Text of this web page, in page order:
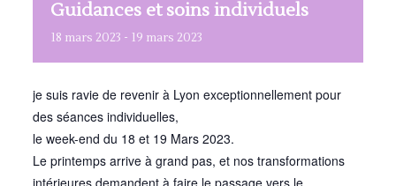
Guidances et soins individuels
18 mars 2023 - 19 mars 2023
je suis ravie de revenir à Lyon exceptionnellement pour
des séances individuelles,
le week-end du 18 et 19 Mars 2023.
Le printemps arrive à grand pas, et nos transformations